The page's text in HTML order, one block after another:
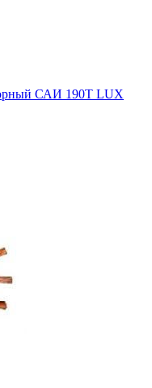
САИ 190Т LUX